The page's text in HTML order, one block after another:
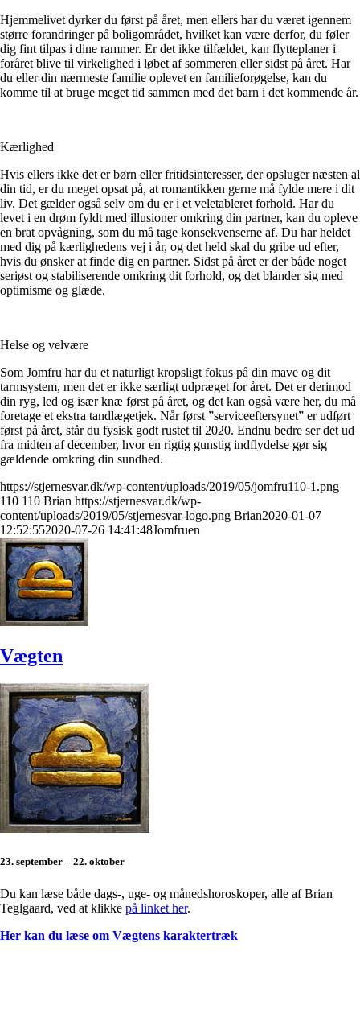
Hjemmelivet dyrker du først på året, men ellers har du været igennem
større forandringer på boligområdet, hvilket kan være derfor, du føler
dig fint tilpas i dine rammer. Er det ikke tilfældet, kan flytteplaner i
foråret blive til virkelighed i løbet af sommeren eller sidst på året. Har
du eller din nærmeste familie oplevet en familieforøgelse, kan du
komme til at bruge meget tid sammen med det barn i det kommende år.
Kærlighed
Hvis ellers ikke det er børn eller fritidsinteresser, der opsluger næsten al
din tid, er du meget opsat på, at romantikken gerne må fylde mere i dit
liv. Det gælder også selv om du er i et veletableret forhold. Har du
levet i en drøm fyldt med illusioner omkring din partner, kan du opleve
en brat opvågning, som du må tage konsekvenserne af. Du har heldet
med dig på kærlighedens vej i år, og det held skal du gribe ud efter,
hvis du ønsker at finde dig en partner. Sidst på året er der både noget
seriøst og stabiliserende omkring dit forhold, og det blander sig med
optimisme og glæde.
Helse og velvære
Som Jomfru har du et naturligt kropsligt fokus på din mave og dit
tarmsystem, men det er ikke særligt udpræget for året. Det er derimod
din ryg, led og især knæ først på året, og det kan også være her, du må
foretage et ekstra tandlægetjek. Når først ”serviceeftersynet” er udført
først på året, står du fysisk godt rustet til 2020. Endnu bedre ser det ud
fra midten af december, hvor en rigtig gunstig indflydelse gør sig
gældende omkring din sundhed.
https://stjernesvar.dk/wp-content/uploads/2019/05/jomfru110-1.png
110 110 Brian https://stjernesvar.dk/wp-
content/uploads/2019/05/stjernesvar-logo.png Brian2020-01-07
12:52:552020-07-26 14:41:48Jomfruen
Vægten
23. september – 22. oktober
Du kan læse både dags-, uge- og månedshoroskoper, alle af Brian
Teglgaard, ved at klikke på linket her.
Her kan du læse om Vægtens karaktertræk